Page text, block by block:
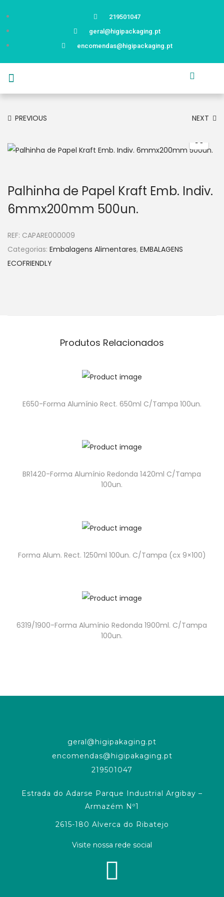
219501047
geral@higipackaging.pt
encomendas@higipackaging.pt
PREVIOUS NEXT
Palhinha de Papel Kraft Emb. Indiv.
6mmx200mm 500un.
REF: CAPARE000009
Categorias: Embalagens Alimentares, EMBALAGENS
ECOFRIENDLY
Produtos Relacionados
E650-Forma Alumínio Rect. 650ml C/Tampa 100un.
BR1420-Forma Alumínio Redonda 1420ml C/Tampa
100un.
Forma Alum. Rect. 1250ml 100un. C/Tampa (cx 9×100)
6319/1900-Forma Alumínio Redonda 1900ml. C/Tampa
100un.
geral@higipakaging.pt
encomendas@higipakaging.pt
219501047
Estrada do Adarse Parque Industrial Argibay –
Armazém Nº1
2615-180 Alverca do Ribatejo
Visite nossa rede social